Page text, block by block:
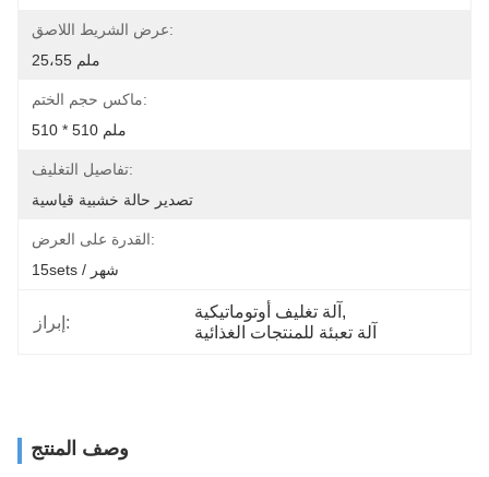
عرض الشريط اللاصق:
25،55 ملم
ماكس حجم الختم:
510 * 510 ملم
تفاصيل التغليف:
تصدير حالة خشبية قياسية
القدرة على العرض:
15sets / شهر
إبراز:
آلة تغليف أوتوماتيكية ,
آلة تعبئة للمنتجات الغذائية
وصف المنتج